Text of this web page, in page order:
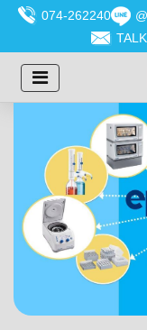
074-262240